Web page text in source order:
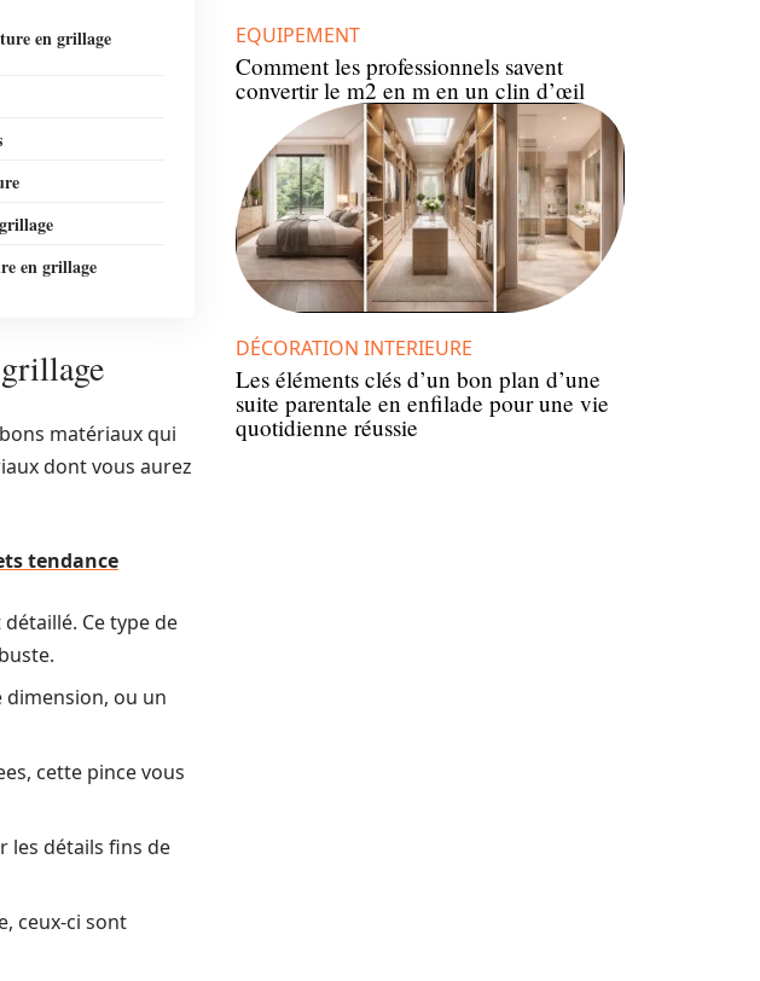
en grillage
en grillage
matériaux qui
dont vous aurez
tendance
Ce type de
ou un
cette pince vous
les détails fins de
ceux-ci sont
EQUIPEMENT
Comment les professionnels savent
convertir le m2 en m en un clin d’œil
DÉCORATION INTERIEURE
Les éléments clés d’un bon plan d’une
suite parentale en enfilade pour une vie
quotidienne réussie